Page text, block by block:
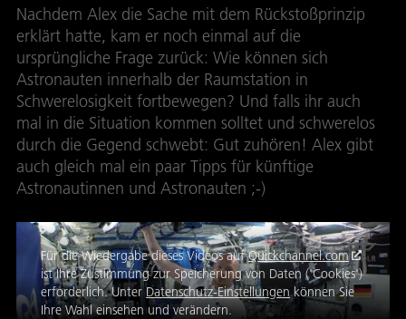
Nachdem Alex die Sache mit dem Rückstoßprinzip
erklärt hatte, kam er noch einmal auf die
ursprüngliche Frage zurück: Wie können sich
Astronauten innerhalb der Raumstation in
Schwerelosigkeit fortbewegen? Und falls ihr auch
mal in die Situation kommen solltet und schwerelos
durch die Gegend schwebt: Gut zuhören! Alex gibt
auch gleich mal ein paar Tipps für künftige
Astronautinnen und Astronauten ;-)
Für die Wiedergabe dieses Videos aufQuickchannel.com
ist Ihre Zustimmung zur Speicherung von Daten ('Cookies')
erforderlich. Unter Datenschutz-Einstellungenkönnen Sie
Ihre Wahl einsehen und verändern.